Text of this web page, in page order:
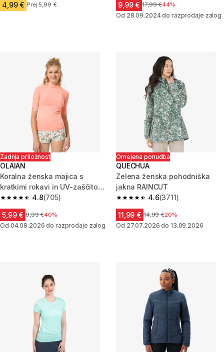
4,99 € Prej 5,99 € 9,99 € Cena pred znižanjem
17,99 €44%
Od 28.09.2024 do razprodaje zalog
Zadnja priložnost
OLAIAN
Koralna ženska majica s
kratkimi rokavi in UV-zaščito
100
4.8
4.8 od 5 zvezdic from 705 ocene
(705)
5,99 € Cena pred znižanjem
9,99 €40%
Od 04.08.2026 do razprodaje zalog
Omejena ponudba
QUECHUA
Zelena ženska pohodniška
jakna RAINCUT
4.6
4.6 od 5 zvezdic from 3711
(3711)
11,99 € Cena pred znižanjem
14,99 €20%
Od 27.07.2026 do 13.09.2026